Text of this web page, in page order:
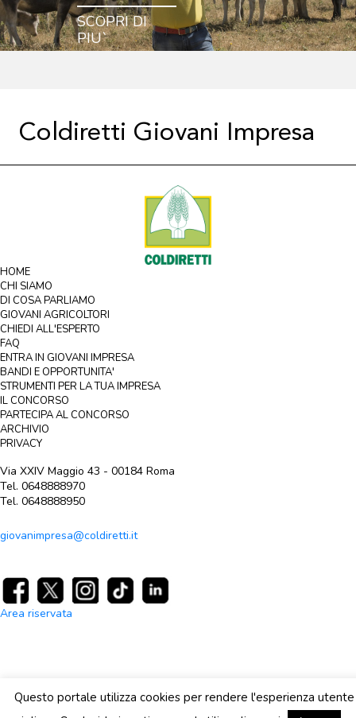
SCOPRI DI
PIU`
Coldiretti Giovani Impresa
HOME
CHI SIAMO
DI COSA PARLIAMO
GIOVANI AGRICOLTORI
CHIEDI ALL'ESPERTO
FAQ
ENTRA IN GIOVANI IMPRESA
BANDI E OPPORTUNITA'
STRUMENTI PER LA TUA IMPRESA
IL CONCORSO
PARTECIPA AL CONCORSO
ARCHIVIO
PRIVACY
Via XXIV Maggio 43 - 00184 Roma
Tel. 0648888970
Tel. 0648888950
giovanimpresa@coldiretti.it
Area riservata
Questo portale utilizza cookies per rendere l'esperienza utente